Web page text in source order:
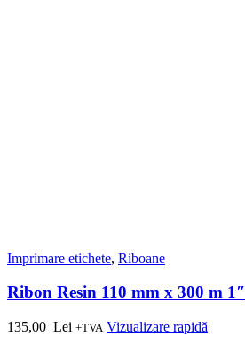
Imprimare etichete, Riboane
Ribon Resin 110 mm x 300 m 1″
135,00 Lei +TVA Vizualizare rapidă